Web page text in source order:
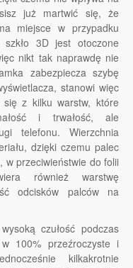
już martwić się, że
miejsce w przypadku
szkło 3D jest otoczone
nikt tak naprawdę nie
zabezpiecza szybę
stanowi więc
się z kilku warstw, które
i trwałość, ale
telefonu. Wierzchnia
dzięki czemu palec
w przeciwieństwie do folii
również warstwę
odcisków palców na
czułość podczas
100% przeźroczyste i
kilkakrotnie